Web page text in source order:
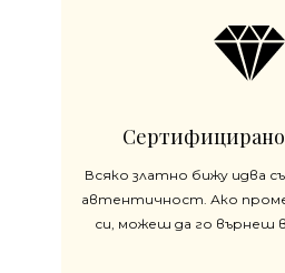
Сертифицирано
Всяко златно бижу идва
автентичност. Ако
си, можеш да го върнеш